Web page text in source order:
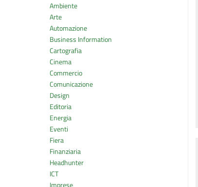
Ambiente
Arte
Automazione
Business Information
Cartografia
Cinema
Commercio
Comunicazione
Design
Editoria
Energia
Eventi
Fiera
Finanziaria
Headhunter
ICT
Imprese